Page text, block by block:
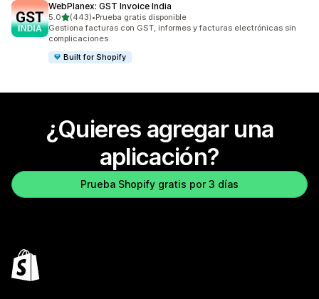
WebPlanex: GST Invoice India
5.0de 5 estrellas
(443)
443 reseñas en total
•Prueba gratis disponible
Gestiona facturas con GST, informes y facturas electrónicas sin
complicaciones
Built for Shopify
¿Quieres agregar una
aplicación?
Prueba Shopify gratis por 3 días